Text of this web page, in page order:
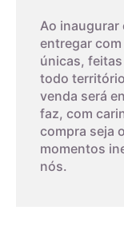
Ao inaugurar
entregar
únicas,
todo
venda será
faz, com
compra seja
momentos
nós.